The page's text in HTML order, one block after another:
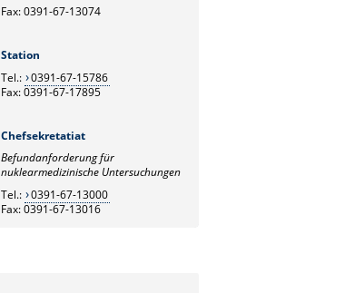
Fax: 0391-67-13074
Station
Tel.: 0391-67-15786
Fax: 0391-67-17895
Chefsekretatiat
Befundanforderung für
nuklearmedizinische Untersuchungen
Tel.: 0391-67-13000
Fax: 0391-67-13016